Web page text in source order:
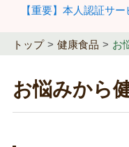
【重要】本人認証サ
トップ 健康食品 お
お悩みから